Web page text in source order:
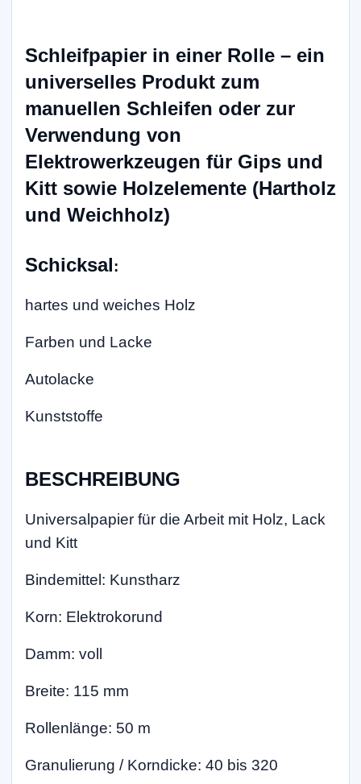
Schleifpapier in einer Rolle – ein
universelles Produkt zum
manuellen Schleifen oder zur
Verwendung von
Elektrowerkzeugen für Gips und
Kitt sowie Holzelemente (Hartholz
und Weichholz)
Schicksal:
hartes und weiches Holz
Farben und Lacke
Autolacke
Kunststoffe
BESCHREIBUNG
Universalpapier für die Arbeit mit Holz, Lack
und Kitt
Bindemittel: Kunstharz
Korn: Elektrokorund
Damm: voll
Breite: 115 mm
Rollenlänge: 50 m
Granulierung / Korndicke: 40 bis 320